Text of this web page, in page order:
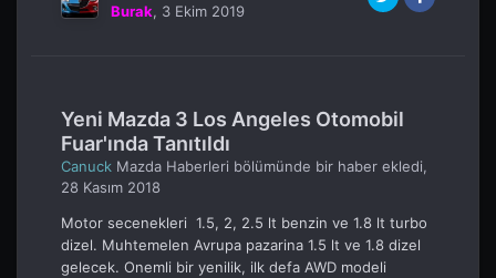
Burak, 3 Ekim 2019
Yeni Mazda 3 Los Angeles Otomobil
Fuar'ında Tanıtıldı
Canuck Mazda Haberleri bölümünde bir haber ekledi,
28 Kasım 2018
Motor secenekleri 1.5, 2, 2.5 lt benzin ve 1.8 lt turbo
dizel. Muhtemelen Avrupa pazarina 1.5 lt ve 1.8 dizel
gelecek. Onemli bir yenilik, ilk defa AWD modeli